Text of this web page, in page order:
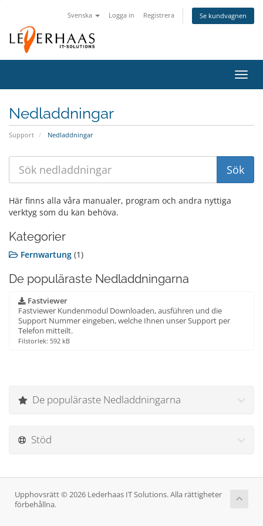
Svenska Logga in Registrera Se kundvagnen
Växla
Nedladdningar
Support Nedladdningar
Här finns alla våra manualer, program och andra nyttiga
verktyg som du kan behöva.
Kategorier
Fernwartung (1)
De populäraste Nedladdningarna
Fastviewer
Fastviewer Kundenmodul Downloaden, ausführen und die
Support Nummer eingeben, welche Ihnen unser Support per
Telefon mitteilt.
Filstorlek: 592 kB
De populäraste Nedladdningarna
Stöd
Upphovsrätt © 2026 Lederhaas IT Solutions. Alla rättigheter
förbehållna.